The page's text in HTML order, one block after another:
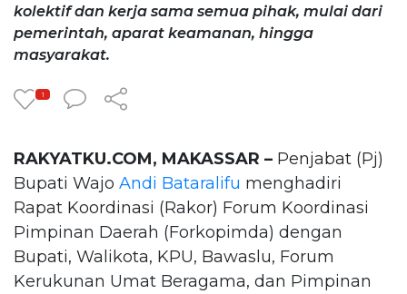
kolektif dan kerja sama semua pihak, mulai dari
pemerintah, aparat keamanan, hingga
masyarakat.
1
RAKYATKU.COM, MAKASSAR – Penjabat (Pj)
Bupati Wajo Andi Bataralifu menghadiri
Rapat Koordinasi (Rakor) Forum Koordinasi
Pimpinan Daerah (Forkopimda) dengan
Bupati, Walikota, KPU, Bawaslu, Forum
Kerukunan Umat Beragama, dan Pimpinan